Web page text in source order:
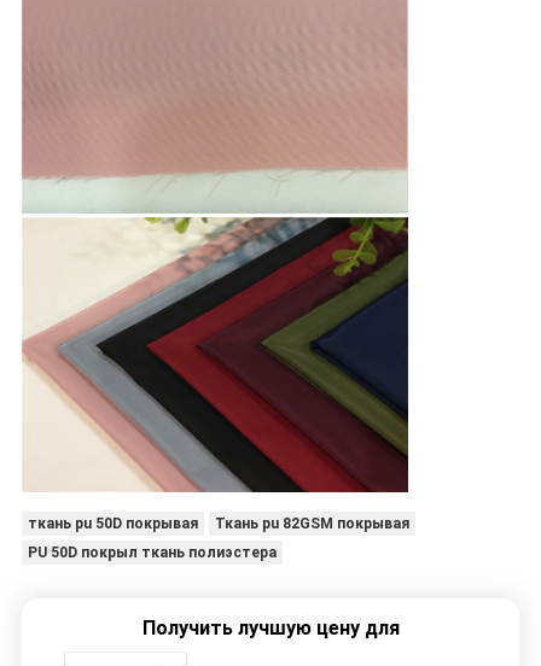
ткань pu 50D покрывая
Ткань pu 82GSM покрывая
PU 50D покрыл ткань полиэстера
Получить лучшую цену для